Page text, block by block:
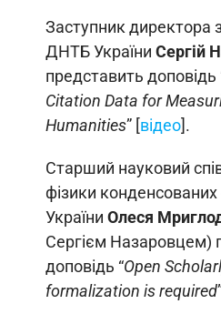
Заступник директора
ДНТБ України Сергій
представить доповідь
Citation Data for
Humanities” [відео].
Старший науковий
фізики
України Олеся
Сергієм Назаровцем)
доповідь “Open
formalization is required